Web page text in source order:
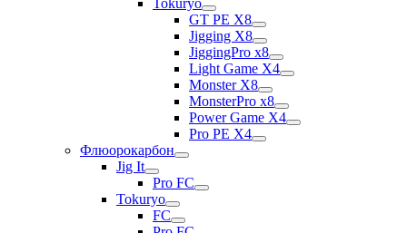
Tokuryo
GT PE X8
Jigging X8
JiggingPro x8
Light Game X4
Monster X8
MonsterPro x8
Power Game X4
Pro PE X4
Флюорокарбон
Jig It
Pro FC
Tokuryo
FC